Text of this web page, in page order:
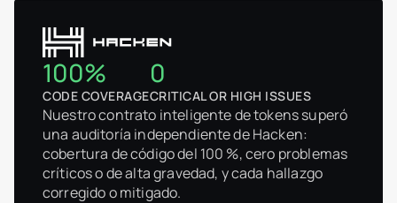
100%
CODE COVERAGE
0
CRITICAL OR HIGH ISSUES
Nuestro contrato inteligente de tokens superó
una auditoría independiente de Hacken:
cobertura de código del 100 %, cero problemas
críticos o de alta gravedad, y cada hallazgo
corregido o mitigado.